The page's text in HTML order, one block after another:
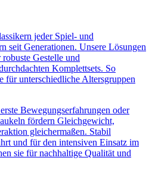
jeder Spiel- und
seit Generationen. Unsere Lösungen
Gestelle und
Komplettsets. So
für unterschiedliche Altersgruppen
Bewegungserfahrungen oder
fördern Gleichgewicht,
gleichermaßen. Stabil
und für den intensiven Einsatz im
sie für nachhaltige Qualität und